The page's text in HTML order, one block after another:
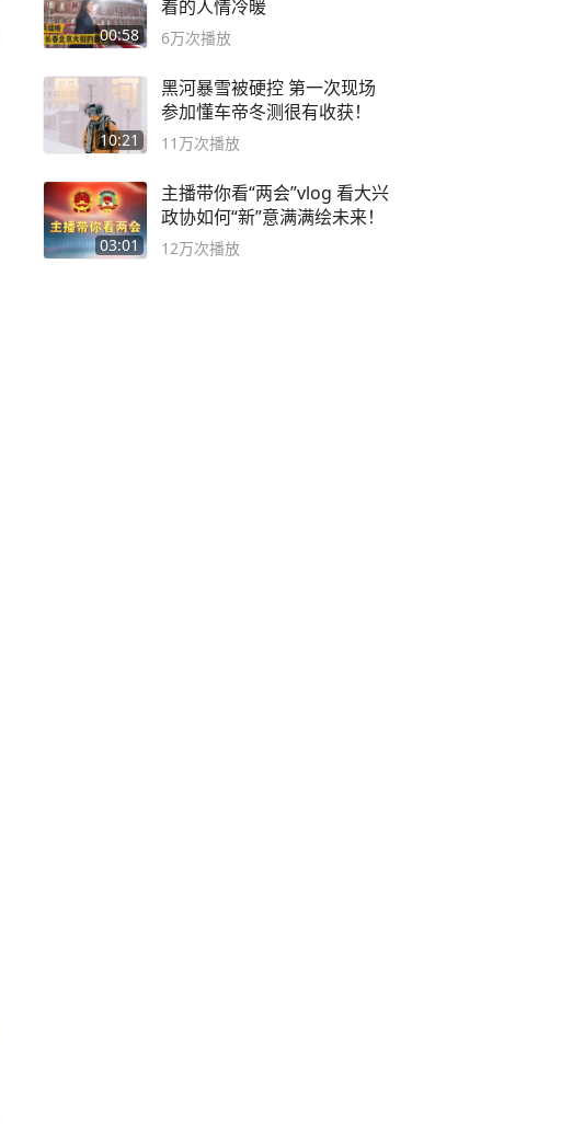
00:58
着的人情冷暖
6万次播放
10:21
黑河暴雪被硬控 第一次现场
参加懂车帝冬测很有收获！
11万次播放
03:01
主播带你看“两会”vlog 看大兴
政协如何“新”意满满绘未来！
12万次播放